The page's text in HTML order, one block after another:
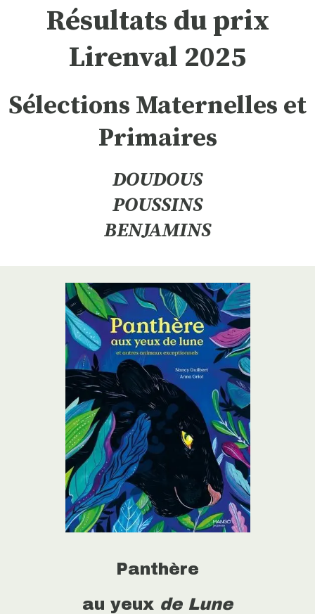
Résultats du prix
Lirenval 2025
Sélections Maternelles et
Primaires
DOUDOUS
POUSSINS
BENJAMINS
Panthère
au yeux de Lune